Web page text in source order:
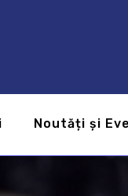
Noutăți și